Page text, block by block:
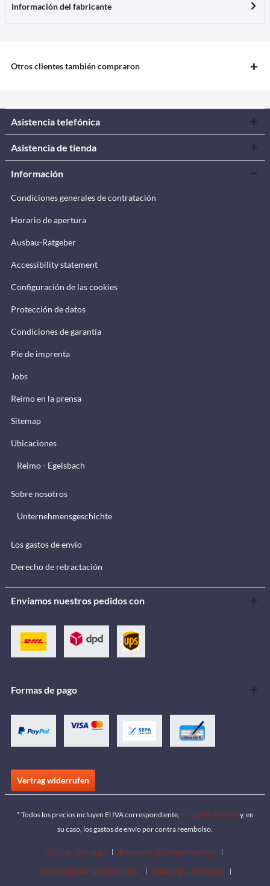
Información del fabricante
Otros clientes también compraron
Asistencia telefónica
Asistencia de tienda
Información
Condiciones generales de contratación
Horario de apertura
Ausbau-Ratgeber
Accessibility statement
Configuración de las cookies
Protección de datos
Condiciones de garantía
Pie de imprenta
Jobs
Reimo en la prensa
Sitemap
Ubicaciones
Reimo - Egelsbach
Sobre nosotros
Unternehmensgeschichte
Los gastos de envío
Derecho de retractación
Enviamos nuestros pedidos con
Formas de pago
Vertrag widerrufen
* Todos los precios incluyen El IVA correspondiente, los gastos de envío y, en
su caso, los gastos de envío por contra reembolso.
Área de descarga
Búsqueda de concesionarios
Conviértete en un distribuidor
Descargar catálogos